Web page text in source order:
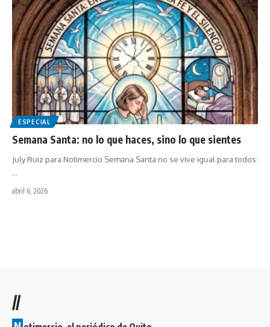
ESPECIAL
Semana Santa: no lo que haces, sino lo que sientes
July Ruiz para Notimercio Semana Santa no se vive igual para todos:
…
abril 6, 2026
//